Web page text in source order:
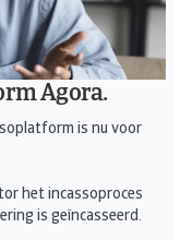
Agora.
is nu voor
het incassoproces
is geïncasseerd.